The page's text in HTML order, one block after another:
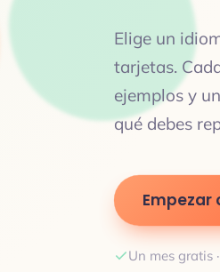
Elige un
tarjetas.
ejemplos y
qué debes
Empezar
Un mes gratis